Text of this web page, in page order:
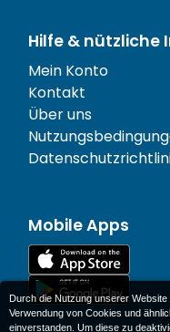
Hilfe &
Mein Konto
Kontakt
Über uns
Mobile Apps
Durch die Nutzung unserer
Verwendung von Cookies und
einverstanden. Um diese zu